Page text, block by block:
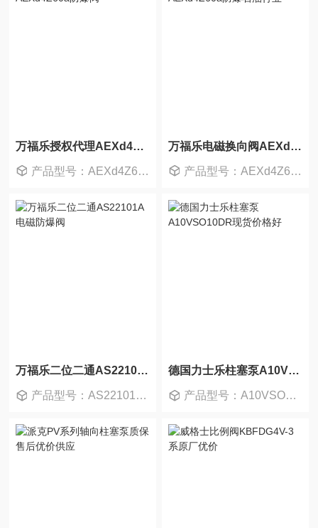
万福乐授权代理AEXd4Z60a防爆阀
产品型号：AEXd4Z60a-L15
万福乐电磁换向阀AEXd4Z60a防爆石油行业
产品型号：AEXd4Z60a-L15
万福乐二位二通AS22101A电磁防爆阀
产品型号：AS22101A-G24
德国力士乐柱塞泵A10VSO10DR现货价格好
产品型号：A10VSO10DR/52R-PPA14N00